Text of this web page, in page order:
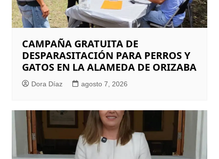
CAMPAÑA GRATUITA DE
DESPARASITACIÓN PARA PERROS Y
GATOS EN LA ALAMEDA DE ORIZABA
Dora Díaz agosto 7, 2026